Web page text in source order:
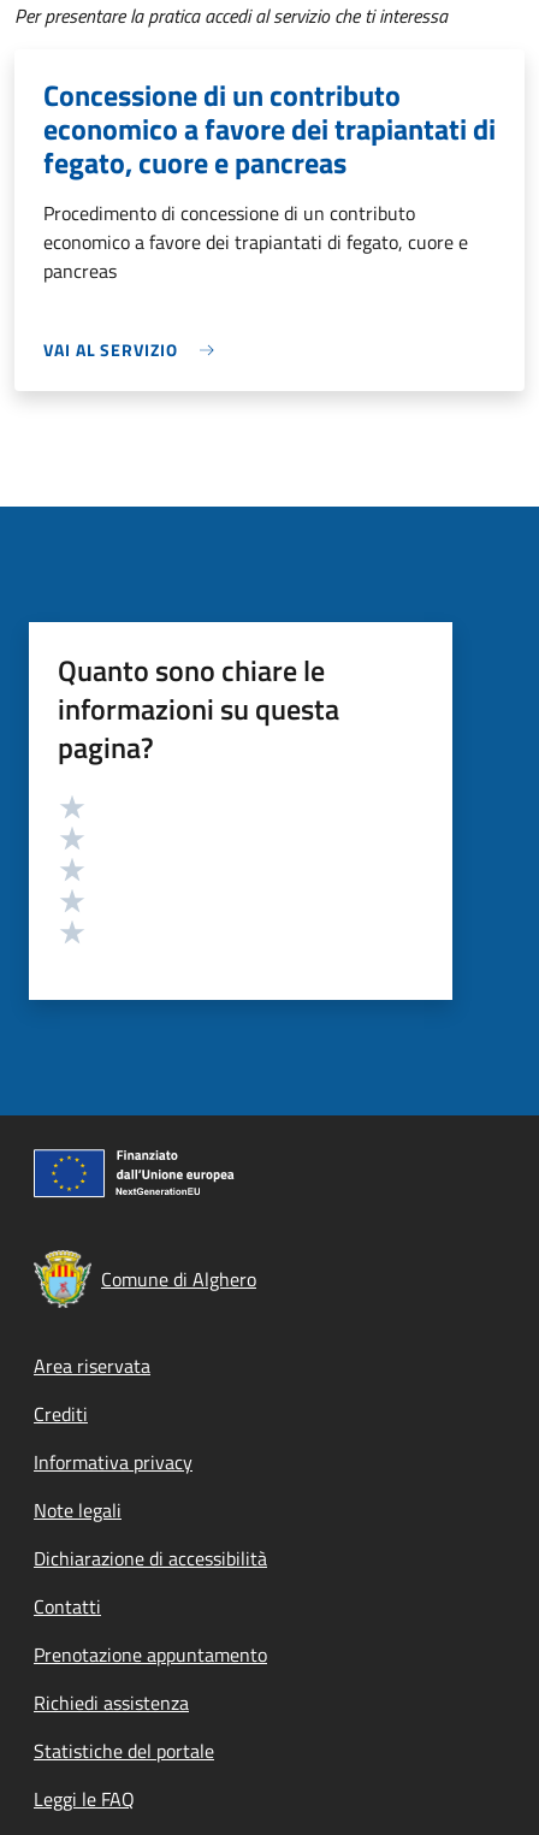
Per presentare la pratica accedi al servizio che ti interessa
Concessione di un contributo
economico a favore dei trapiantati di
fegato, cuore e pancreas
Procedimento di concessione di un contributo
economico a favore dei trapiantati di fegato, cuore e
pancreas
VAI AL SERVIZIO
Quanto sono chiare le
informazioni su questa
pagina?
Valutazione
Comune di Alghero
Footer menu
Area riservata
Crediti
Informativa privacy
Note legali
Dichiarazione di accessibilità
Contatti
Prenotazione appuntamento
Richiedi assistenza
Statistiche del portale
Leggi le FAQ